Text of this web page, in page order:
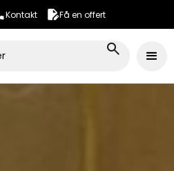
Kontakt Få en offert